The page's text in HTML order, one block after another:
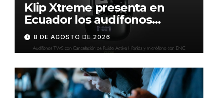
Klip Xtreme presenta en
Ecuador los audífonos
DynaBuds con sonido
inteligente y control táctil
8 DE AGOSTO DE 2026